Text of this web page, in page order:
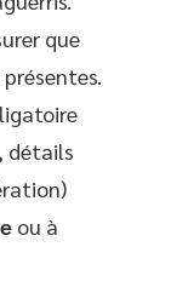
que
détails
ou à